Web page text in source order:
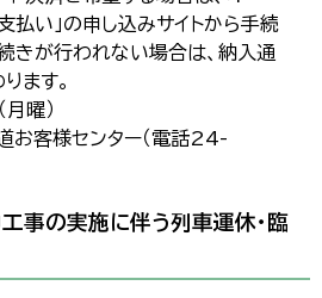
払い」の申し込みサイトから手続
きが行われない場合は、納入通
ます。
曜）
お客様センター（電話24-
事の実施に伴う列車運休・臨